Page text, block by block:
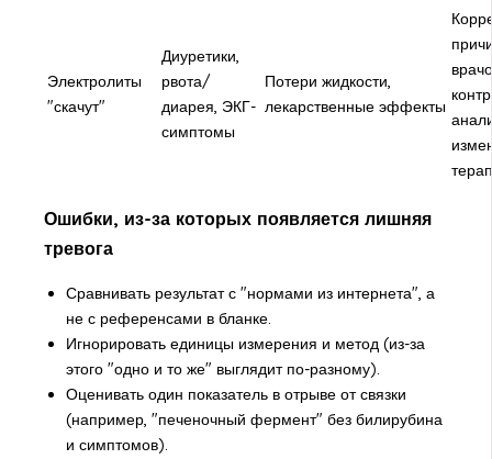
Электролиты
"скачут"
Диуретики,
рвота/
диарея, ЭКГ-
симптомы
Потери жидкости,
лекарственные эффекты
Ошибки, из-за которых появляется лишняя
тревога
Сравнивать результат с "нормами из интернета", а
не с референсами в бланке.
Игнорировать единицы измерения и метод (из-за
этого "одно и то же" выглядит по-разному).
Оценивать один показатель в отрыве от связки
(например, "печеночный фермент" без билирубина
и симптомов).